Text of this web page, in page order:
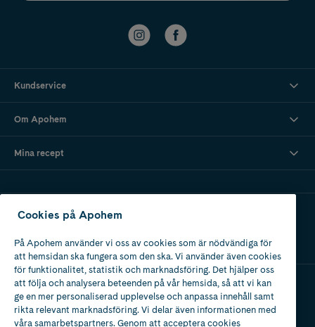
Kundservice
Om Apohem
Mina recept
Ladda ner vår app
Apotek med tillstånd
av Läkemedelsverket
Cookies på Apohem
På Apohem använder vi oss av cookies som är nödvändiga för
att hemsidan ska fungera som den ska. Vi använder även cookies
för funktionalitet, statistik och marknadsföring. Det hjälper oss
att följa och analysera beteenden på vår hemsida, så att vi kan
ge en mer personaliserad upplevelse och anpassa innehåll samt
rikta relevant marknadsföring. Vi delar även informationen med
våra samarbetspartners. Genom att acceptera cookies